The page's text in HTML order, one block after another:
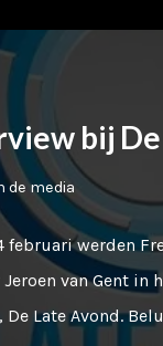
bij
de media
februari werden
van Gent in
Late Avond.